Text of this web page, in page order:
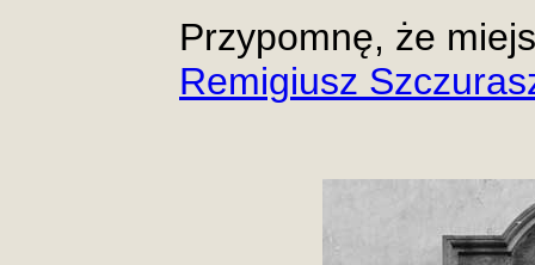
Przypomnę, że
Remigiusz